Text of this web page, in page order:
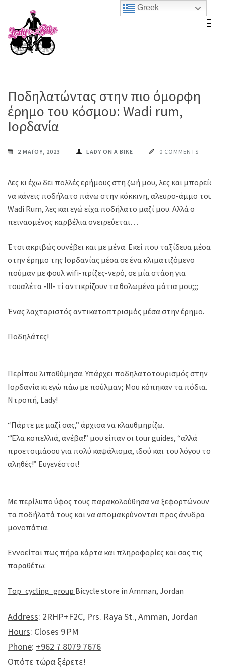
content
(Press
Ποδηλατώντας στην πιο όμορφη
έρημο του κόσμου: Wadi rum,
Ιορδανία
2 ΜΑΪ́ΟΥ, 2023 LADY ON A BIKE 0 COMMENTS
Λες κι έχω δει πολλές ερήμους στη ζωή μου, λες και μπορείς
να κάνεις ποδήλατο πάνω στην κόκκινη, αλευρο-άμμο του
Wadi Rum, λες και εγώ είχα ποδήλατο μαζί μου. Αλλά ο
πεινασμένος καρβέλια ονειρεύεται…
Έτσι ακριβώς συνέβει και με μένα. Εκεί που ταξίδευα μέσα
στην έρημο της Ιορδανίας μέσα σε ένα κλιματιζόμενο
πούμαν με φουλ wifi-πρίζες-νερό, σε μία στάση για
τουαλέτα -!!!- τί αντικρίζουν τα θολωμένα μάτια μου;;;
Ένας λαχταριστός αντικατοπτρισμός μέσα στην έρημο.
Ποδηλάτες!
Περίπου λιποθύμησα. Υπάρχει ποδηλατοτουρισμός στην
Ιορδανία κι εγώ πάω με πούλμαν; Μου κόπηκαν τα πόδια.
Ντροπή, Lady!
“Πάρτε με μαζί σας,” άρχισα να κλαυθμηρίζω.
“Έλα κοπελλιά, ανέβα!” μου είπαν οι tour guides, “αλλά
προετοιμάσου για πολύ καψάλισμα, ιδού και του λόγου το
αληθές!” Ευγενέστοι!
Με περίλυπο ύφος τους παρακολούθησα να ξεφορτώνουν
τα ποδήλατά τους και να απομακρύνονται προς άνυδρα
μονοπάτια.
Εννοείται πως πήρα κάρτα και πληροφορίες και σας τις
παραθέτω:
Top_cycling_group Bicycle store in Amman, Jordan
Address: 2RHP+F2C, Prs. Raya St., Amman, Jordan
Hours: Closes 9 PM
Phone: +962 7 8079 7676
Οπότε τώρα ξέρετε!
Greek